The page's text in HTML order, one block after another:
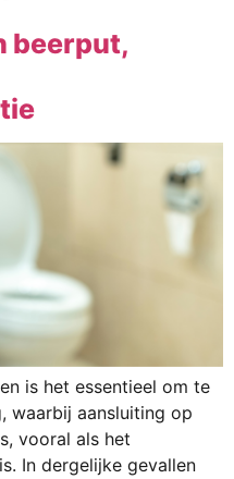
beerput,
is het essentieel om te
waarbij aansluiting op
vooral als het
In dergelijke gevallen